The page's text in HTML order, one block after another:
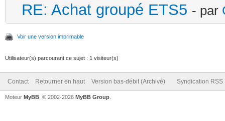
RE: Achat groupé ETS5 - par
Voir une version imprimable
Utilisateur(s) parcourant ce sujet : 1 visiteur(s)
Contact Retourner en haut Version bas-débit (Archivé) Syndication RSS
Moteur MyBB , © 2002-2026 MyBB Group